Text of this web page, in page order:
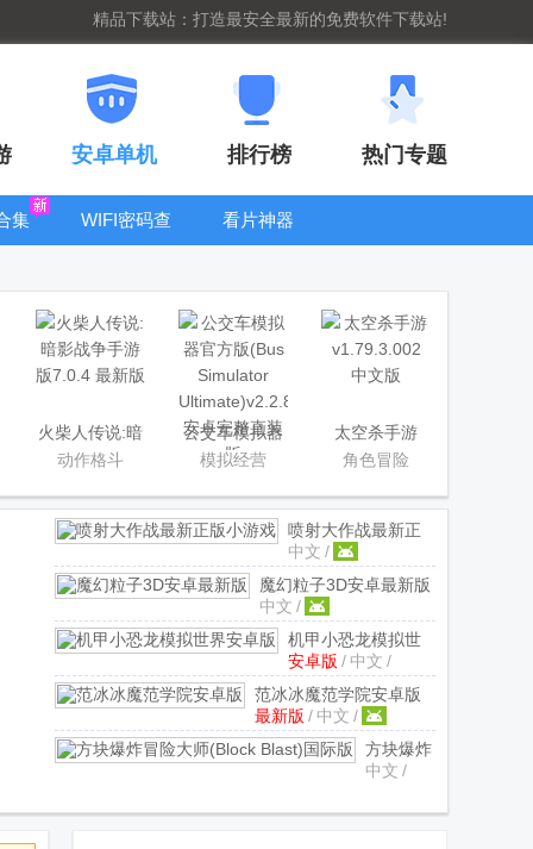
精品下载站：打造最安全最新的免费软件下载站!
安卓单机 排行榜 热门专题
集
WIFI密码查
看片神器
火柴人传说:暗
影战争手游版
动作格斗
公交车模拟器
官方版(Bus
Ultimate)
模拟经营
太空杀手游
角色冒险
喷射大作战最新正
版小游戏
版
中文 /
魔幻粒子3D安卓最新版
v4.0.5 无广告版
中文 /
机甲小恐龙模拟世
界安卓版1.0.5 安卓
版
安卓版 / 中文 /
范冰冰魔范学院安卓版
1.2.5.4最新版
最新版 / 中文 /
方块爆炸
冒险大师
Blast)国
中文 /